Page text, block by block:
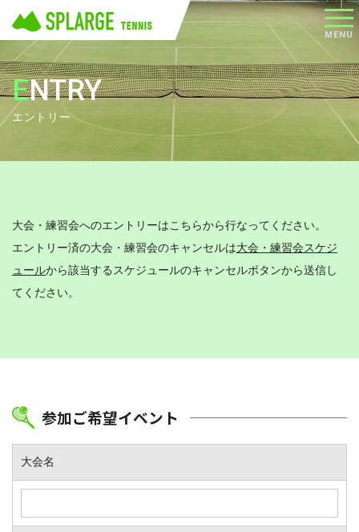
ENTRY
エントリー
大会・練習会へのエントリーはこちらから行なってください。
エントリー済の大会・練習会のキャンセルは大会・練習会スケジ
ュールから該当するスケジュールのキャンセルボタンから送信し
てください。
参加ご希望イベント
大会名
メニ
MENU